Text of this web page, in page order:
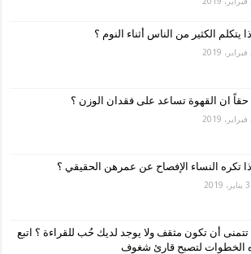
يتكلم الكثير من الناس أثناء النوم ؟
ان القهوة تساعد على فقدان الوزن ؟
تكره النساء الإفصاح عن عمرهن الحقيقي ؟
2019
أن تكون مثقف ولا يوجد لديك حُب للقراءة ؟ اتبع
الخطوات لتصبح قارئ شغوف